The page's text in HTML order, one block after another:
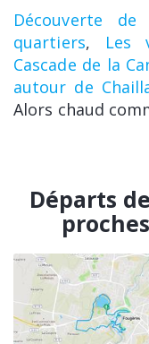
Découverte
quartiers, Les
Cascade de la
autour de
Alors chaud
Départs